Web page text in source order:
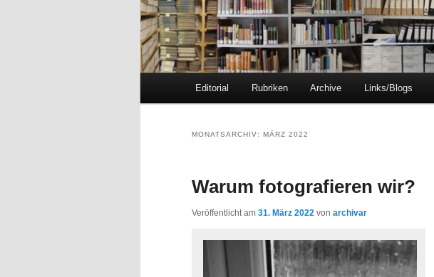
Zum
springen
Zum
springen
Editorial Rubriken Archive Links/Blogs
MONATSARCHIV:MÄRZ 2022
Warum fotografieren wir?
Veröffentlicht am31. März 2022 vonarchivar